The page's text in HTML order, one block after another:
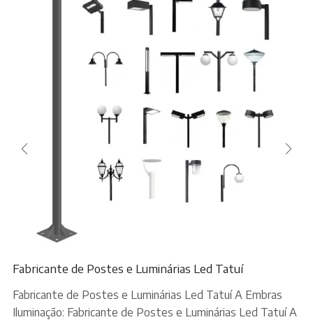
Fabricante de Postes e Luminárias Led Tatuí
Fabricante de Postes e Luminárias Led Tatuí A Embras
Iluminação: Fabricante de Postes e Luminárias Led Tatuí A